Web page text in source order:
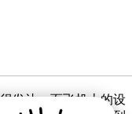
发达，而飞机上的设